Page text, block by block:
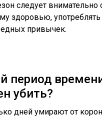
следует внимательно
здоровью,
привычек.
период
убить?
дней умирают от